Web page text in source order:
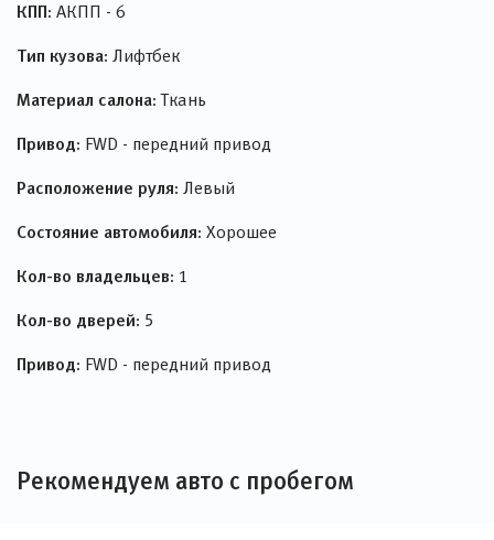
КПП: АКПП - 6
Тип кузова: Лифтбек
Материал салона: Ткань
Привод: FWD - передний привод
Расположение руля: Левый
Состояние автомобиля: Хорошее
Кол-во владельцев: 1
Кол-во дверей: 5
Привод: FWD - передний привод
Рекомендуем авто с пробегом